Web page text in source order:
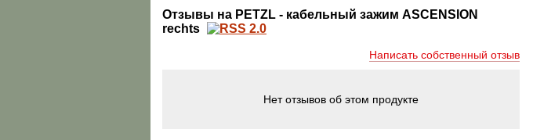
Отзывы на PETZL - кабельный зажим ASCENSION
rechts
Написать собственный отзыв
Нет отзывов об этом продукте